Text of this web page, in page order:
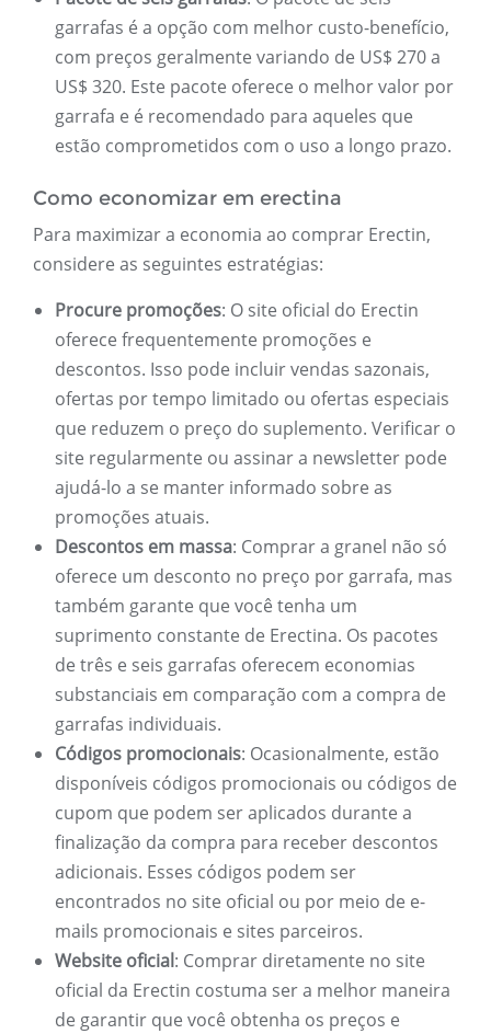
garrafas é a opção com melhor custo-benefício,
com preços geralmente variando de US$ 270 a
US$ 320. Este pacote oferece o melhor valor por
garrafa e é recomendado para aqueles que
estão comprometidos com o uso a longo prazo.
Como economizar em erectina
Para maximizar a economia ao comprar Erectin,
considere as seguintes estratégias:
Procure promoções: O site oficial do Erectin
oferece frequentemente promoções e
descontos. Isso pode incluir vendas sazonais,
ofertas por tempo limitado ou ofertas especiais
que reduzem o preço do suplemento. Verificar o
site regularmente ou assinar a newsletter pode
ajudá-lo a se manter informado sobre as
promoções atuais.
Descontos em massa: Comprar a granel não só
oferece um desconto no preço por garrafa, mas
também garante que você tenha um
suprimento constante de Erectina. Os pacotes
de três e seis garrafas oferecem economias
substanciais em comparação com a compra de
garrafas individuais.
Códigos promocionais: Ocasionalmente, estão
disponíveis códigos promocionais ou códigos de
cupom que podem ser aplicados durante a
finalização da compra para receber descontos
adicionais. Esses códigos podem ser
encontrados no site oficial ou por meio de e-
mails promocionais e sites parceiros.
Website oficial: Comprar diretamente no site
oficial da Erectin costuma ser a melhor maneira
de garantir que você obtenha os preços e